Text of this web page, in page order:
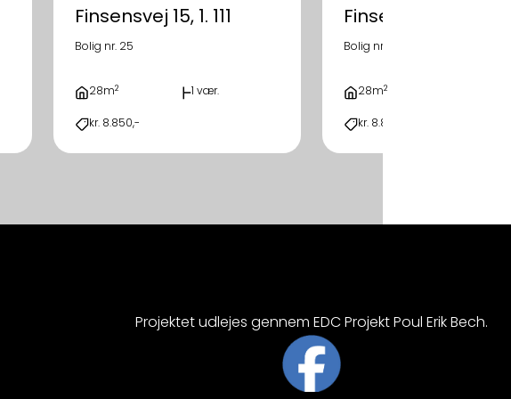
Finsensvej 15, 1. 111
Bolig nr. 25
28m2 1 vær.
kr. 8.850,-
Finsensvej 15, 1. 126
Bolig nr. 40
28m2
kr. 8.850,-
Projektet udlejes gennem EDC Projekt Poul Erik Bech.